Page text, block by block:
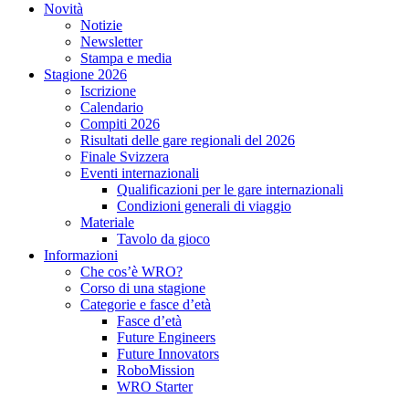
Novità
Notizie
Newsletter
Stampa e media
Stagione 2026
Iscrizione
Calendario
Compiti 2026
Risultati delle gare regionali del 2026
Finale Svizzera
Eventi internazionali
Qualificazioni per le gare internazionali
Condizioni generali di viaggio
Materiale
Tavolo da gioco
Informazioni
Che cos’è WRO?
Corso di una stagione
Categorie e fasce d’età
Fasce d’età
Future Engineers
Future Innovators
RoboMission
WRO Starter